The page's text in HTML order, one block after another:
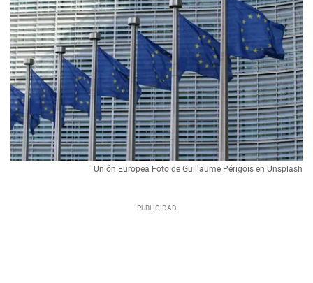
Unión Europea Foto de Guillaume Périgois en Unsplash